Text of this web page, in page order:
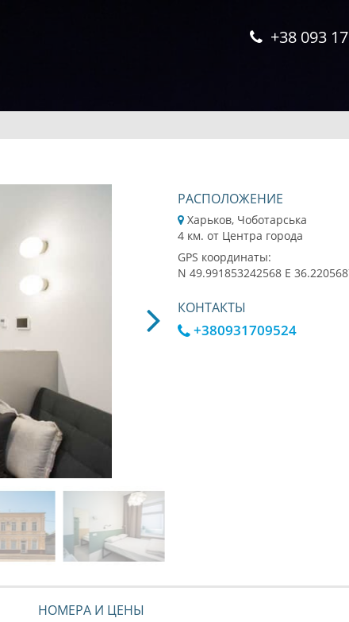
+38 093
РАСПОЛОЖЕНИЕ
Харьков, Чоботарська
4 км. от Центра города
GPS координаты:
N 49.991853242568 E
КОНТАКТЫ
+380931709524
НОМЕРА И ЦЕНЫ